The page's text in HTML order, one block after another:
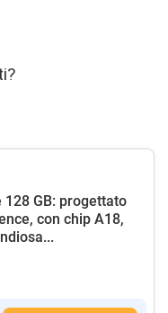
GB: progettato
con chip A18,